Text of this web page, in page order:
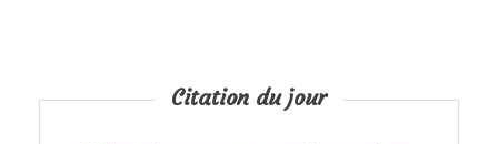
Citation du jour